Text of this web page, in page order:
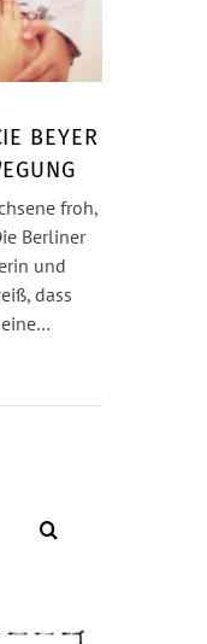
BEYER
froh,
Berliner
und
dass